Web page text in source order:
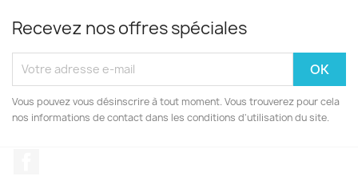
Recevez nos offres spéciales
Vous pouvez vous désinscrire à tout moment. Vous trouverez pour cela
nos informations de contact dans les conditions d'utilisation du site.